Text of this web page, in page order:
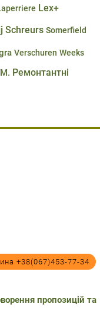
Lex+
Schreurs Somerfield
Verschuren Weeks
Ремонтантні
+38(067)453-77-34
пропозицій та